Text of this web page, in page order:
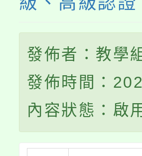
發佈者：教學
發佈時間：
內容狀態：啟